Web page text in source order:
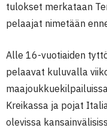
tulokset merkataan
pelaajat nimetään
Alle 16-vuotiaiden
pelaavat kuluvalla
Kreikassa ja pojat
olevissa